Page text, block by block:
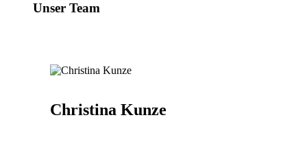
Unser Team
Christina Kunze